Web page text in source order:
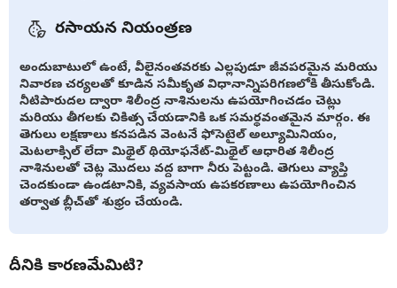
రసాయన నియంత్రణ
అందుబాటులో ఉంటే, వీలైనంతవరకు ఎల్లపుడూ జీవపరమైన మరియు
నివారణ చర్యలతో కూడిన సమీకృత విధానాన్నిపరిగణలోకి తీసుకోండి.
నీటిపారుదల ద్వారా శిలీంద్ర నాశినులను ఉపయోగించడం చెట్లు
మరియు తీగలకు చికిత్స చేయడానికి ఒక సమర్థవంతమైన మార్గం. ఈ
తెగులు లక్షణాలు కనపడిన వెంటనే ఫోసెటైల్ అల్యూమినియం,
మెటలాక్సిల్ లేదా మిథైల్ థియోఫనేట్-మిథైల్ ఆధారిత శిలీంద్ర
నాశినులతో చెట్ల మొదలు వద్ద బాగా నీరు పెట్టండి. తెగులు వ్యాప్తి
చెందకుండా ఉండటానికి, వ్యవసాయ ఉపకరణాలు ఉపయోగించిన
తర్వాత బ్లీచ్‌తో శుభ్రం చేయండి.
దీనికి కారణమేమిటి?